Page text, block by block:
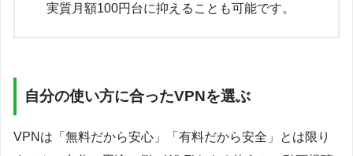
実質月額100円台に抑えることも可能です。
自分の使い方に合ったVPNを選ぶ
VPNは「無料だから安心」「有料だから安全」とは限り